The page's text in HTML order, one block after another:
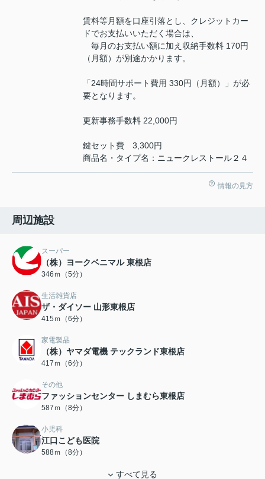
賃料等月額を口座引落とし、クレジットカー
ドでお支払いいただく場合は、
毎月のお支払い額に加え収納手数料 170円
（月額）が別途かかります。
「24時間サポート費用 330円（月額）」が必
要となります。
更新事務手数料 22,000円
鍵セット費 3,300円
商品名・タイプ名：ニュークレストール２４
情報の見方
周辺施設
スーパー
（株）ヨークベニマル 東根店
346ｍ（5分）
生活雑貨店
ザ・ダイソー 山形東根店
415ｍ（6分）
家電製品
（株）ヤマダ電機 テックランド東根店
417ｍ（6分）
その他
ファッションセンター しまむら東根店
587ｍ（8分）
小児科
江口こども医院
588ｍ（8分）
すべて見る